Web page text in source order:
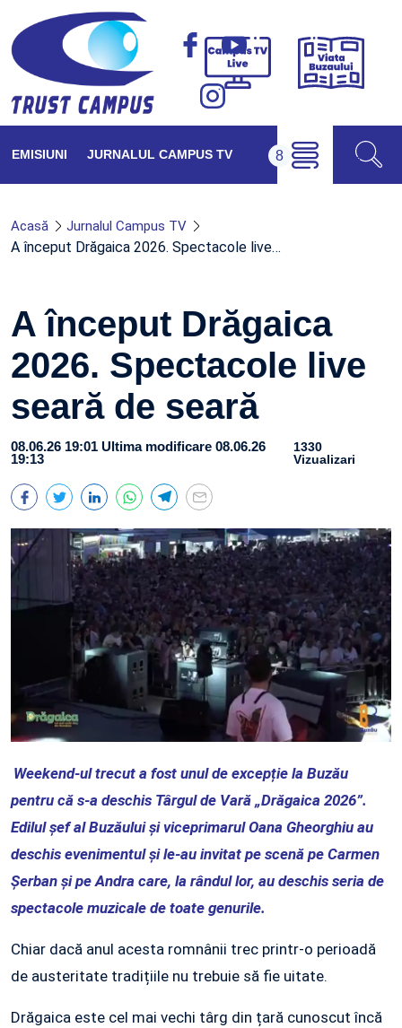
Campus
Viața
EMISIUNI JURNALUL CAMPUS TV
Acasă Jurnalul Campus TV
A început Drăgaica 2026. Spectacole live…
A început Drăgaica
2026. Spectacole live
seară de seară
08.06.26 19:01 Ultima modificare 08.06.26
19:13
1330
Vizualizari
Weekend-ul trecut a fost unul de excepție la Buzău
pentru că s-a deschis Târgul de Vară „Drăgaica 2026”.
Edilul șef al Buzăului și viceprimarul Oana Gheorghiu au
deschis evenimentul și le-au invitat pe scenă pe Carmen
Șerban și pe Andra care, la rândul lor, au deschis seria de
spectacole muzicale de toate genurile.
Chiar dacă anul acesta romnânii trec printr-o perioadă
de austeritate tradițiile nu trebuie să fie uitate.
Drăgaica este cel mai vechi târg din țară cunoscut încă